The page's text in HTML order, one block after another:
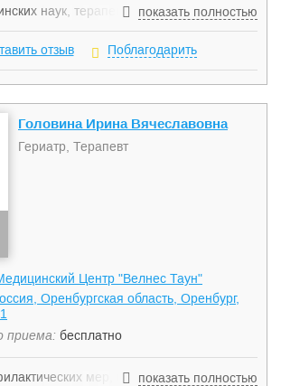
наук, терапевт широкого профиля с
гематологии, гериатрии.
врачебная лицензия государства
отделением. Свободно владеет
показать полностью
отзыв Поблагодарить
Головина Ирина Вячеславовна
Гериатр, Терапевт
Центр "Велнес Таун"
Оренбургская область, Оренбург,
приема: бесплатно
мер, направленных на
показать полностью